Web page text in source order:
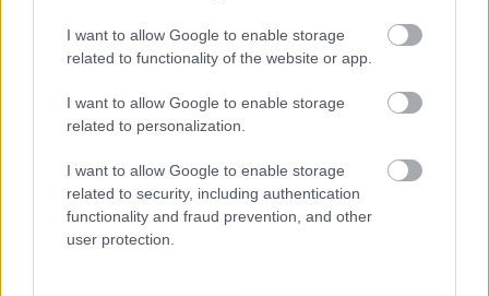
I want to allow Google to enable storage
related to functionality of the website or app.
I want to allow Google to enable storage
related to personalization.
I want to allow Google to enable storage
related to security, including authentication
functionality and fraud prevention, and other
user protection.
csomópont épül Angyalföldön
Másfélszeresére bővítik
iskoláját
Látványos építési szakasz indult be a